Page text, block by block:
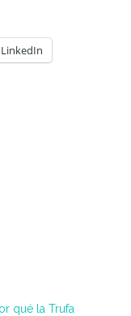
LinkedIn
qué la Trufa